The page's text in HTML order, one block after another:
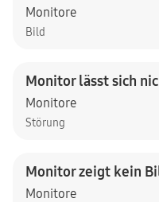
Monitore
Bild
Monitor lässt sich
Monitore
Störung
Monitor zeigt kein
Monitore